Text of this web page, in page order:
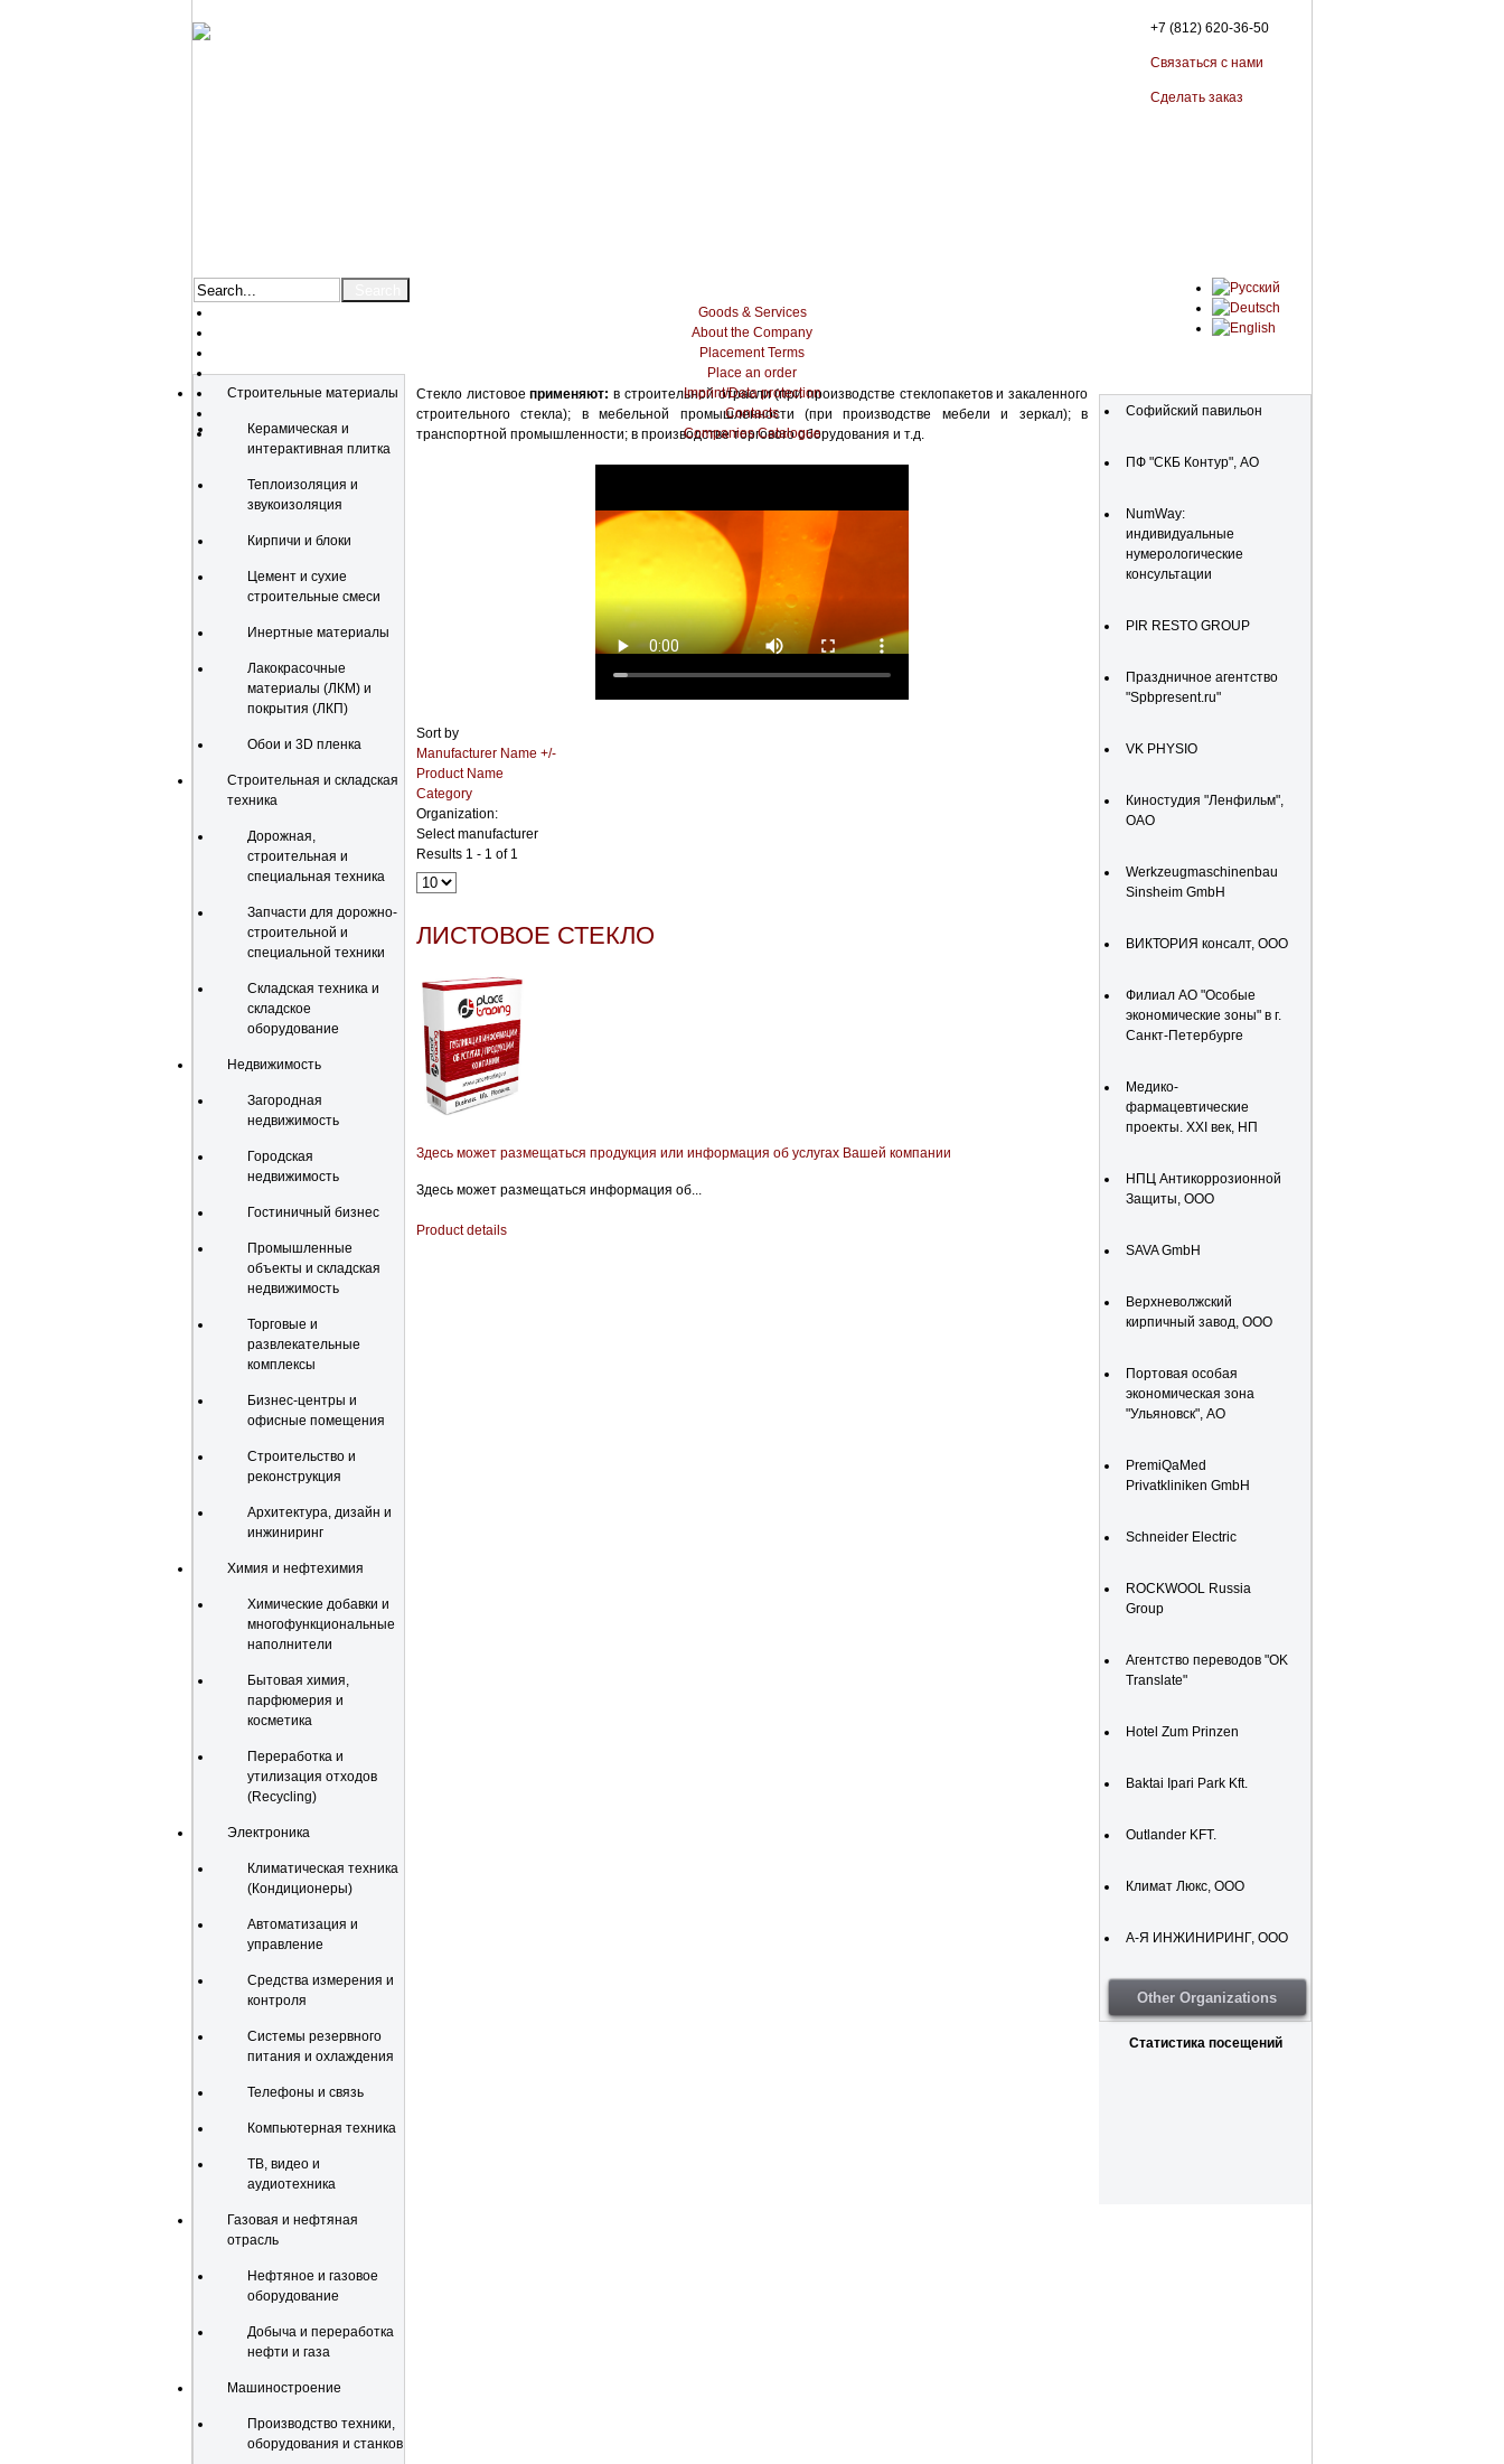
+7 (812) 620-36-50
Связаться с нами
Сделать заказ
Goods & Services
About the Company
Placement Terms
Place an order
Imprint/Data protection
Contacts
Companies Catalogue
Строительные материалы
Керамическая и
интерактивная плитка
Теплоизоляция и
звукоизоляция
Кирпичи и блоки
Цемент и сухие
строительные смеси
Инертные материалы
Лакокрасочные
материалы (ЛКМ) и
покрытия (ЛКП)
Обои и 3D пленка
Строительная и складская
техника
Дорожная,
строительная и
специальная техника
Запчасти для дорожно-
строительной и
специальной техники
Складская техника и
складское
оборудование
Недвижимость
Загородная
недвижимость
Городская
недвижимость
Гостиничный бизнес
Промышленные
объекты и складская
недвижимость
Торговые и
развлекательные
комплексы
Бизнес-центры и
офисные помещения
Строительство и
реконструкция
Архитектура, дизайн и
инжиниринг
Химия и нефтехимия
Химические добавки и
многофункциональные
наполнители
Бытовая химия,
парфюмерия и
косметика
Переработка и
утилизация отходов
(Recycling)
Электроника
Климатическая техника
(Кондиционеры)
Автоматизация и
управление
Средства измерения и
контроля
Системы резервного
питания и охлаждения
Телефоны и связь
Компьютерная техника
ТВ, видео и
аудиотехника
Газовая и нефтяная
отрасль
Нефтяное и газовое
оборудование
Добыча и переработка
нефти и газа
Машиностроение
Производство техники,
оборудования и станков
Стекло листовое применяют: в строительной отрасли (при производстве стеклопакетов и закаленного
строительного стекла); в мебельной промышленности (при производстве мебели и зеркал); в
транспортной промышленности; в производстве торгового оборудования и т.д.
Sort by
Manufacturer Name +/-
Product Name
Category
Organization:
Select manufacturer
Results 1 - 1 of 1
ЛИСТОВОЕ СТЕКЛО
Здесь может размещаться продукция или информация об услугах Вашей компании
Здесь может размещаться информация об...
Product details
Софийский павильон
ПФ "СКБ Контур", АО
NumWay:
индивидуальные
нумерологические
консультации
PIR RESTO GROUP
Праздничное агентство
"Spbpresent.ru"
VK PHYSIO
Киностудия "Ленфильм",
ОАО
Werkzeugmaschinenbau
Sinsheim GmbH
ВИКТОРИЯ консалт, ООО
Филиал АО "Особые
экономические зоны" в г.
Санкт-Петербурге
Медико-
фармацевтические
проекты. XXI век, НП
НПЦ Антикоррозионной
Защиты, ООО
SAVA GmbH
Верхневолжский
кирпичный завод, ООО
Портовая особая
экономическая зона
"Ульяновск", АО
PremiQaMed
Privatkliniken GmbH
Schneider Electric
ROCKWOOL Russia
Group
Агентство переводов "OK
Translate"
Hotel Zum Prinzen
Baktai Ipari Park Kft.
Outlander KFT.
Климат Люкс, ООО
А-Я ИНЖИНИРИНГ, ООО
Other Organizations
Статистика посещений